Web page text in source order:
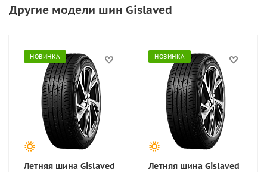
Другие модели шин Gislaved
НОВИНКА
Летняя шина Gislaved
НОВИНКА
Летняя шина Gislaved